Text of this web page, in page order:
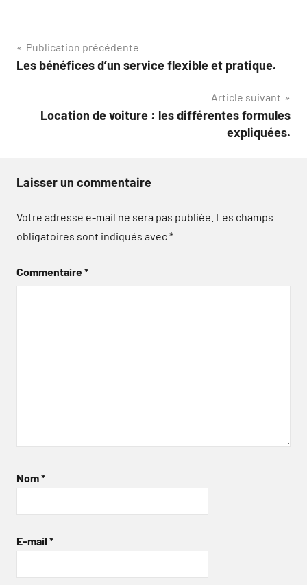
Navigation
de
Publication précédente
Les bénéfices d’un service flexible et pratique.
Article suivant
Location de voiture : les différentes formules
expliquées.
Laisser un commentaire
Votre adresse e-mail ne sera pas publiée. Les champs
obligatoires sont indiqués avec*
Commentaire*
Nom*
E-mail *